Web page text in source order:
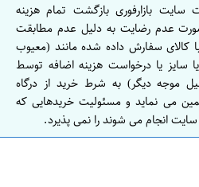
سایت بازارفوری بازگشت تمام هزینه
عدم رضایت به دلیل عدم مطابقت
کالای سفارش داده شده مانند (معیوب
سایز یا درخواست هزینه اضافه توسط
موجه دیگر) به شرط خرید از درگاه
می نماید و مسئولیت خریدهایی که
سایت انجام می شوند را نمی پذیرد.